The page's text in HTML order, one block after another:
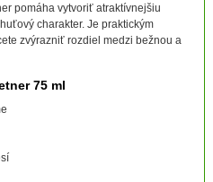
pomáha vytvoriť atraktívnejšiu
charakter. Je praktickým
zvýrazniť rozdiel medzi bežnou a
75 ml